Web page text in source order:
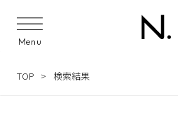
Menu
TOP 検索結果
サロン検索ナビゲーション